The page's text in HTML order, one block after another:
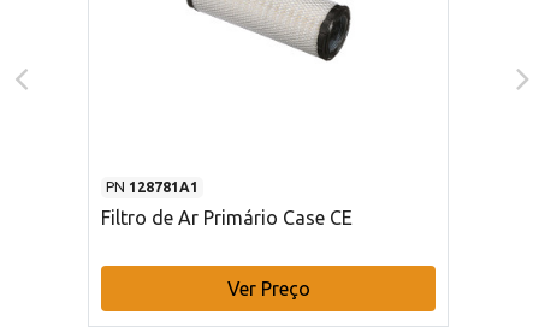
PN 128781A1
Filtro de Ar Primário Case CE
Ver Preço